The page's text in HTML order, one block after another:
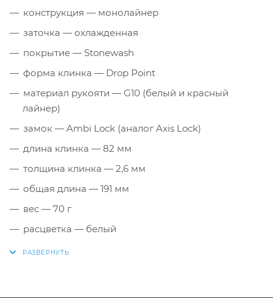
конструкция — монолайнер
заточка — охлажденная
покрытие — Stonewash
форма клинка — Drop Point
материал рукояти — G10 (белый и красный
лайнер)
замок — Ambi Lock (аналог Axis Lock)
длина клинка — 82 мм
толщина клинка — 2,6 мм
общая длина — 191 мм
вес — 70 г
расцветка — белый